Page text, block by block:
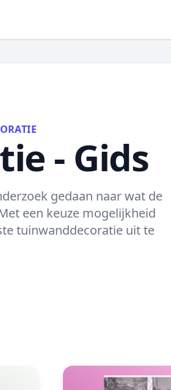
- Gids
gedaan naar wat de
een keuze mogelijkheid
tuinwanddecoratie uit te